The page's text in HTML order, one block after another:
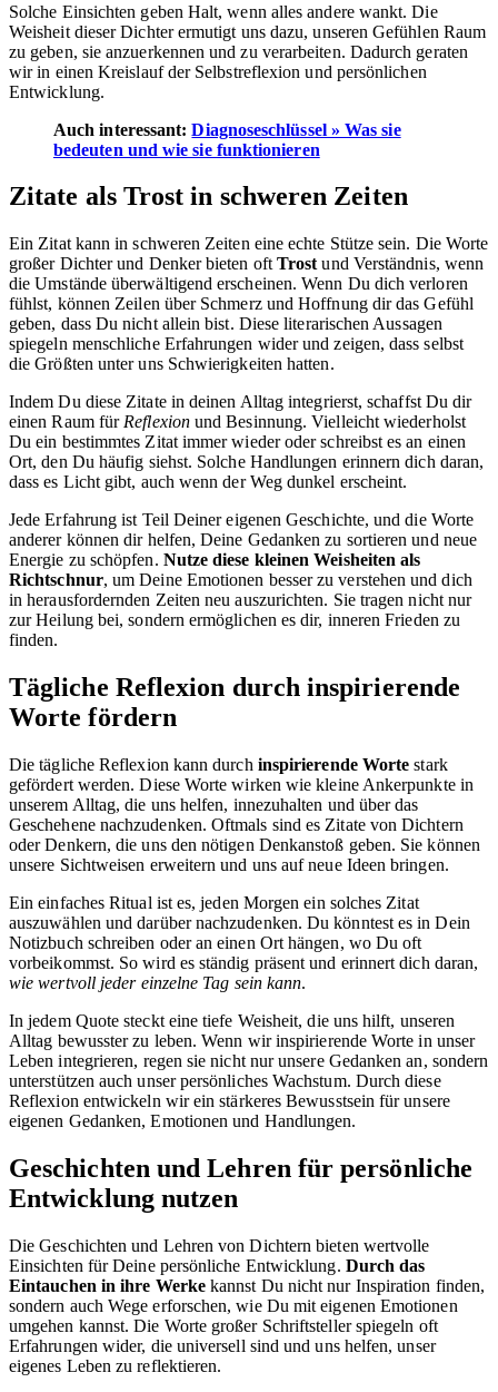
Solche Einsichten geben Halt, wenn alles andere wankt. Die
Weisheit dieser Dichter ermutigt uns dazu, unseren Gefühlen Raum
zu geben, sie anzuerkennen und zu verarbeiten. Dadurch geraten
wir in einen Kreislauf der Selbstreflexion und persönlichen
Entwicklung.
Auch interessant:Diagnoseschlüssel » Was sie
bedeuten und wie sie funktionieren
Zitate als Trost in schweren Zeiten
Ein Zitat kann in schweren Zeiten eine echte Stütze sein. Die Worte
großer Dichter und Denker bieten oft Trost und Verständnis, wenn
die Umstände überwältigend erscheinen. Wenn Du dich verloren
fühlst, können Zeilen über Schmerz und Hoffnung dir das Gefühl
geben, dass Du nicht allein bist. Diese literarischen Aussagen
spiegeln menschliche Erfahrungen wider und zeigen, dass selbst
die Größten unter uns Schwierigkeiten hatten.
Indem Du diese Zitate in deinen Alltag integrierst, schaffst Du dir
einen Raum für Reflexionund Besinnung. Vielleicht wiederholst
Du ein bestimmtes Zitat immer wieder oder schreibst es an einen
Ort, den Du häufig siehst. Solche Handlungen erinnern dich daran,
dass es Licht gibt, auch wenn der Weg dunkel erscheint.
Jede Erfahrung ist Teil Deiner eigenen Geschichte, und die Worte
anderer können dir helfen, Deine Gedanken zu sortieren und neue
Energie zu schöpfen. Nutze diese kleinen Weisheiten als
Richtschnur, um Deine Emotionen besser zu verstehen und dich
in herausfordernden Zeiten neu auszurichten. Sie tragen nicht nur
zur Heilung bei, sondern ermöglichen es dir, inneren Frieden zu
finden.
Tägliche Reflexion durch inspirierende
Worte fördern
Die tägliche Reflexion kann durch inspirierende Worte stark
gefördert werden. Diese Worte wirken wie kleine Ankerpunkte in
unserem Alltag, die uns helfen, innezuhalten und über das
Geschehene nachzudenken. Oftmals sind es Zitate von Dichtern
oder Denkern, die uns den nötigen Denkanstoß geben. Sie können
unsere Sichtweisen erweitern und uns auf neue Ideen bringen.
Ein einfaches Ritual ist es, jeden Morgen ein solches Zitat
auszuwählen und darüber nachzudenken. Du könntest es in Dein
Notizbuch schreiben oder an einen Ort hängen, wo Du oft
vorbeikommst. So wird es ständig präsent und erinnert dich daran,
wie wertvoll jeder einzelne Tag sein kann.
In jedem Quote steckt eine tiefe Weisheit, die uns hilft, unseren
Alltag bewusster zu leben. Wenn wir inspirierende Worte in unser
Leben integrieren, regen sie nicht nur unsere Gedanken an, sondern
unterstützen auch unser persönliches Wachstum. Durch diese
Reflexion entwickeln wir ein stärkeres Bewusstsein für unsere
eigenen Gedanken, Emotionen und Handlungen.
Geschichten und Lehren für persönliche
Entwicklung nutzen
Die Geschichten und Lehren von Dichtern bieten wertvolle
Einsichten für Deine persönliche Entwicklung. Durch das
Eintauchen in ihre Werkekannst Du nicht nur Inspiration finden,
sondern auch Wege erforschen, wie Du mit eigenen Emotionen
umgehen kannst. Die Worte großer Schriftsteller spiegeln oft
Erfahrungen wider, die universell sind und uns helfen, unser
eigenes Leben zu reflektieren.